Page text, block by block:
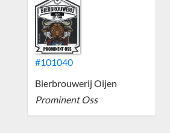
#101040
Bierbrouwerij Oijen
Prominent Oss